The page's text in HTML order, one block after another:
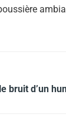
bruit d’un